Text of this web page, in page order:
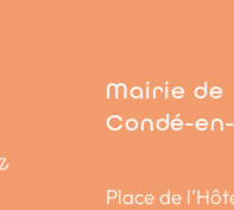
Mairie de
Condé-
Place de